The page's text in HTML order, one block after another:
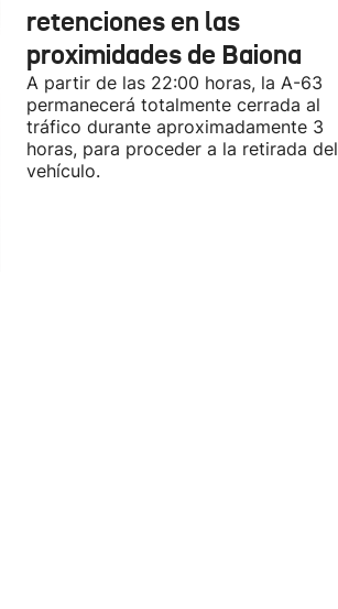
retenciones en las
proximidades de Baiona
A partir de las 22:00 horas, la A-63
permanecerá totalmente cerrada al
tráfico durante aproximadamente 3
horas, para proceder a la retirada del
vehículo.